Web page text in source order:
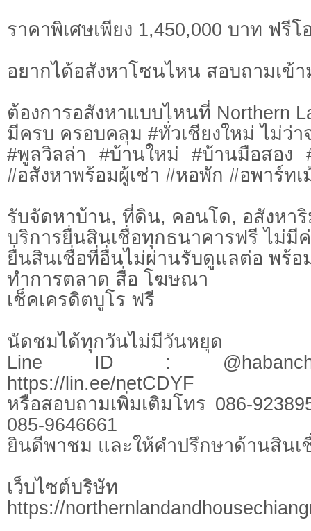
ราคาพิเศษเพียง 1,450,000 บาท ฟรีโ
อยากได้อสังหาโซนไหน สอบถามเข้า
ต้องการอสังหาแบบไหนที่ Northern
มีครบ ครอบคลุม #ทั่วเชียงใหม่ ไม่ว่า
#พูลวิลล่า #บ้านใหม่ #บ้านมือสอง
#อสังหาพร้อมผู้เช่า #หอพัก #อพาร์ท
รับจัดหาบ้าน, ที่ดิน, คอนโด, อสังหา
บริการยื่นสินเชื่อทุกธนาคารฟรี ไม่มี
ยื่นสินเชื่อที่อื่นไม่ผ่านรับดูแลต่อ พร้อ
ทำการตลาด สื่อ โฆษณา
เช็คเครดิตบูโร ฟรี
นัดชมได้ทุกวันไม่มีวันหยุด
Line ID :
https://lin.ee/netCDYF
หรือสอบถามเพิ่มเติมโทร 086-
085-9646661
ยินดีพาชม และให้คำปรึกษาด้านสินเ
เว็บไซต์บ
https://